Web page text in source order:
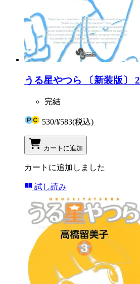
うる星やつら 〔新装版〕 2
完結
530/¥583(税込)
カートに追加
カートに追加しました
試し読み